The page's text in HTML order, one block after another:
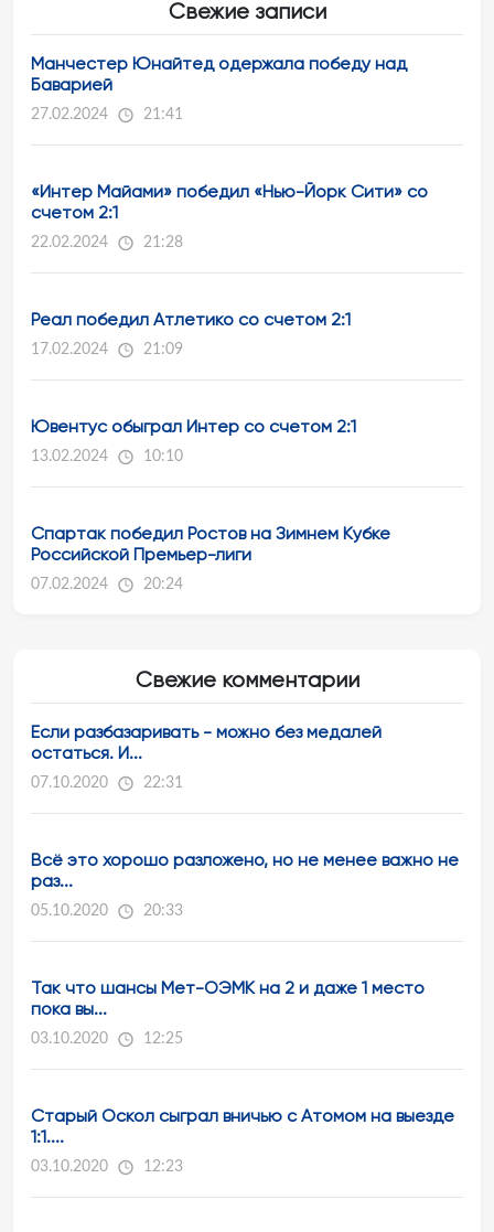
Свежие записи
Манчестер Юнайтед одержала победу над
Баварией
27.02.2024 21:41
«Интер Майами» победил «Нью-Йорк Сити» со
счетом 2:1
22.02.2024 21:28
Реал победил Атлетико со счетом 2:1
17.02.2024 21:09
Ювентус обыграл Интер со счетом 2:1
13.02.2024 10:10
Спартак победил Ростов на Зимнем Кубке
Российской Премьер-лиги
07.02.2024 20:24
Свежие комментарии
Если разбазаривать - можно без медалей
остаться. И...
07.10.2020 22:31
Всё это хорошо разложено, но не менее важно не
раз...
05.10.2020 20:33
Так что шансы Мет-ОЭМК на 2 и даже 1 место
пока вы...
03.10.2020 12:25
Старый Оскол сыграл вничью с Атомом на выезде
1:1....
03.10.2020 12:23